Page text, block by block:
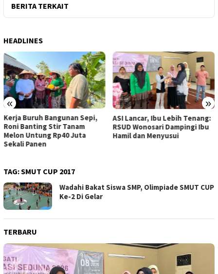
BERITA TERKAIT
HEADLINES
« »
Kerja Buruh Bangunan Sepi,
Roni Banting Stir Tanam
Melon Untung Rp40 Juta
Sekali Panen
ASI Lancar, Ibu Lebih Tenang:
RSUD Wonosari Dampingi Ibu
Hamil dan Menyusui
TAG:SMUT CUP 2017
Wadahi Bakat Siswa SMP, Olimpiade SMUT CUP
Ke-2 Di Gelar
TERBARU